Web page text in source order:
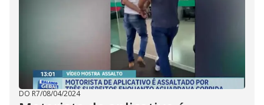
DO R7/08/04/2024